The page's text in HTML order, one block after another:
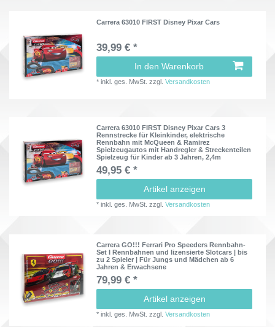
Carrera 63010 FIRST Disney Pixar Cars
39,99 € *
In den Warenkorb
*inkl. ges. MwSt. zzgl.Versandkosten
Carrera 63010 FIRST Disney Pixar Cars 3
Rennstrecke für Kleinkinder, elektrische
Rennbahn mit McQueen & Ramirez
Spielzeugautos mit Handregler & Streckenteilen
Spielzeug für Kinder ab 3 Jahren, 2,4m
49,95 € *
Artikel anzeigen
*inkl. ges. MwSt. zzgl.Versandkosten
Carrera GO!!! Ferrari Pro Speeders Rennbahn-
Set I Rennbahnen und lizensierte Slotcars | bis
zu 2 Spieler | Für Jungs und Mädchen ab 6
Jahren & Erwachsene
79,99 € *
Artikel anzeigen
*inkl. ges. MwSt. zzgl.Versandkosten